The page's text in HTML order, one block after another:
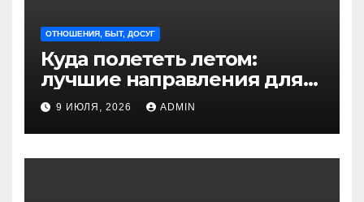
ОТНОШЕНИЯ, БЫТ, ДОСУГ
Куда полететь летом:
лучшие направления для
отдыха из Санкт-
Петербурга
9 ИЮЛЯ, 2026 ADMIN